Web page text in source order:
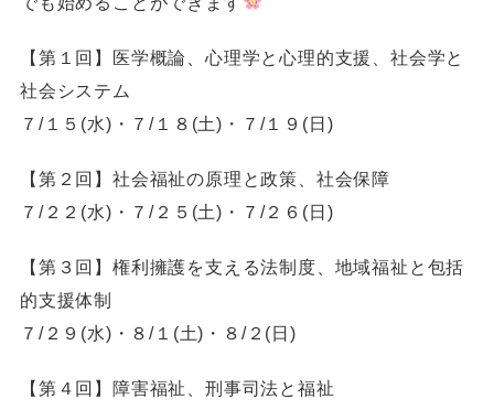
【第１回】医学概論、心理学と心理的支援、社会学と
社会システム
７/１５(水)・７/１８(土)・７/１９(日)
【第２回】社会福祉の原理と政策、社会保障
７/２２(水)・７/２５(土)・７/２６(日)
【第３回】権利擁護を支える法制度、地域福祉と包括
的支援体制
７/２９(水)・８/１(土)・８/２(日)
【第４回】障害福祉、刑事司法と福祉